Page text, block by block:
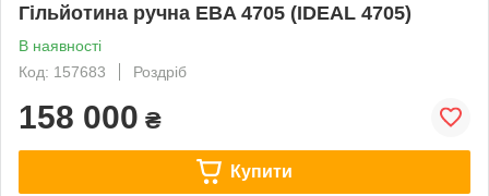
Гільйотина ручна EBA 4705 (IDEAL 4705)
В наявності
Код: 157683
Роздріб
158 000 ₴
Купити